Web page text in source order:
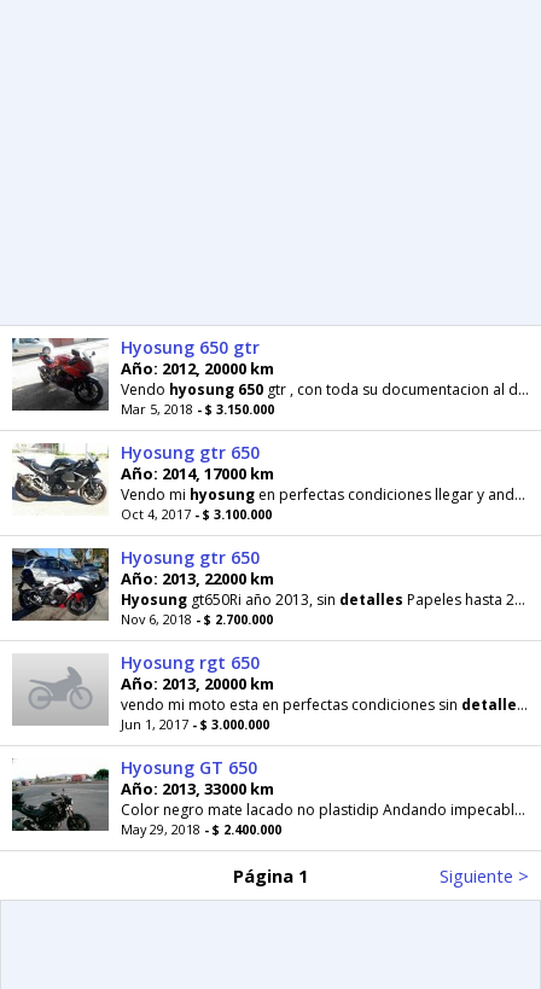
Hyosung 650 gtr
Año: 2012, 20000 km
Vendo hyosung 650 gtr , con toda su documentacion al día.
Mar 5, 2018 - $ 3.150.000
Hyosung gtr 650
Año: 2014, 17000 km
Vendo mi hyosung en perfectas condiciones llegar y andar tal como en la fotos,
Oct 4, 2017 - $ 3.100.000
Hyosung gtr 650
Año: 2013, 22000 km
Hyosung gt650Ri año 2013, sin detalles Papeles hasta 2019,revisión técnica aprobada en septiembre
Nov 6, 2018 - $ 2.700.000
Hyosung rgt 650
Año: 2013, 20000 km
vendo mi moto esta en perfectas condiciones sin detalles ,
Jun 1, 2017 - $ 3.000.000
Hyosung GT 650
Año: 2013, 33000 km
Color negro mate lacado no plastidip Andando impecable Sólo dos
May 29, 2018 - $ 2.400.000
Página 1 Siguiente >